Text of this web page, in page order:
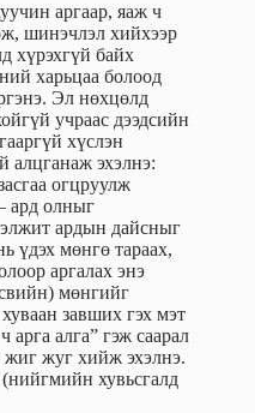
аргаар, яаж ч
шинэчлэл хийхээр
хүрэхгүй байх
харьцаа болоод
Эл нөхцөлд
учраас дээдсийн
хүслэн
алцганаж эхэлнэ:
огцруулж
ард олныг
ардын дайсныг
үдэх мөнгө тараах,
аргалах энэ
мөнгийг
завших гэх мэт
алга” гэж саарал
жиг жуг хийж эхэлнэ.
хувьсгалд